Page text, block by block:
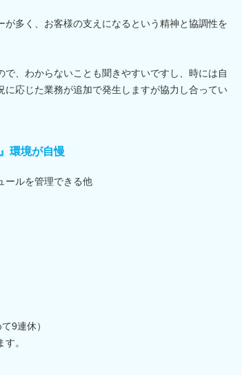
多く、お客様の支えになるという精神と協調性を
、わからないことも聞きやすいですし、時には自
応じた業務が追加で発生しますが協力し合ってい
環境が自慢
ールを管理できる他
9連休）
。